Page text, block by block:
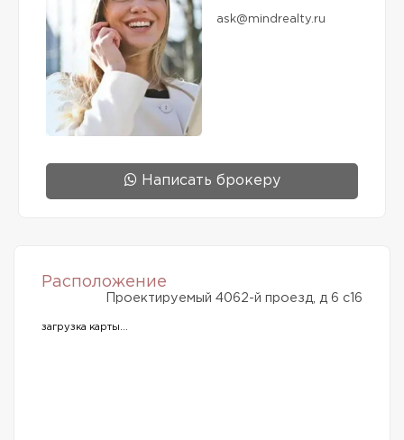
ask@mindrealty.ru
Написать брокеру
Расположение
Проектируемый 4062-й проезд, д 6 с16
загрузка карты...